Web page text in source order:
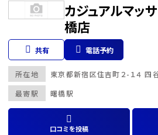
カジュアルマッ
橋店
共有 電話予約
最寄駅 曙橋駅
所在地 東京都新宿区住吉町２-１４ 四
口コミを投稿